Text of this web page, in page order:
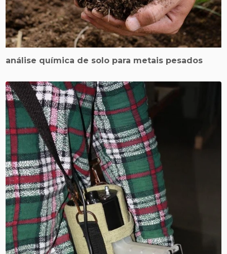
análise química de solo para metais pesados